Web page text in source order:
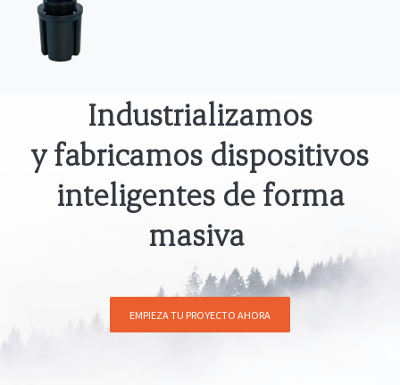
Industrializamos
y fabricamos dispositivos
inteligentes de forma
masiva
EMPIEZA TU PROYECTO AHORA